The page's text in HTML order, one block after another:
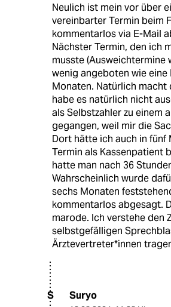
Neulich ist mein vor über
vereinbarter Termin beim
kommentarlos via E-Mail
Nächster Termin, den ich
musste (Ausweichtermine
wenig angeboten wie eine
Monaten. Natürlich macht
habe es natürlich nicht
als Selbstzahler zu einem
gegangen, weil mir die
Dort hätte ich auch in fünf
Termin als Kassenpatient
hatte man nach 36
Wahrscheinlich wurde
sechs Monaten
kommentarlos abgesagt.
marode. Ich verstehe den
selbstgefälligen
Ärztevertreter*innen
S Suryo